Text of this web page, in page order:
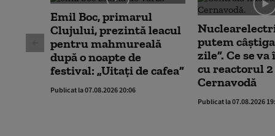
Emil Boc, primarul
Clujului, prezintă leacul
pentru mahmureală
după o noapte de
festival: „Uitați de cafea”
Publicat la 07.08.2026 20:06
putem
zile”. Ce se
cu reactorul 2
Cernavodă
Publicat la 07.08.2026